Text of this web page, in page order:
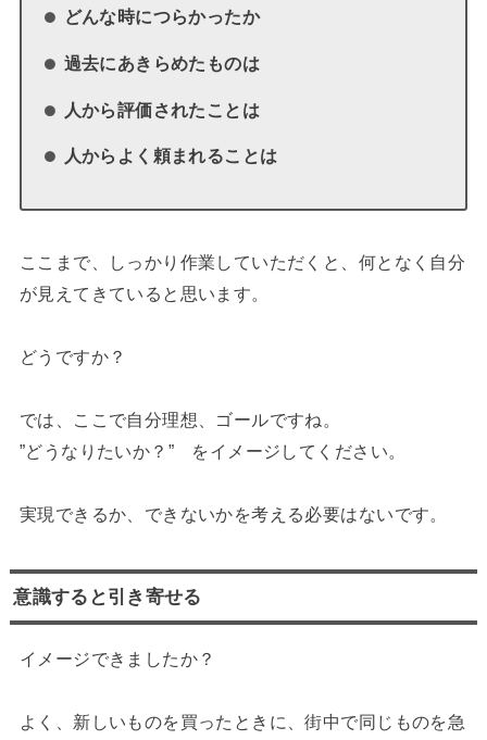
どんな時につらかったか
過去にあきらめたものは
人から評価されたことは
人からよく頼まれることは
ここまで、しっかり作業していただくと、何となく自分
が見えてきていると思います。
どうですか？
では、ここで自分理想、ゴールですね。
”どうなりたいか？” をイメージしてください。
実現できるか、できないかを考える必要はないです。
意識すると引き寄せる
イメージできましたか？
よく、新しいものを買ったときに、街中で同じものを急